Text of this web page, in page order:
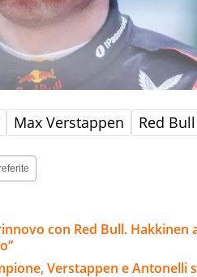
Max Verstappen Red Bull
con Red Bull. Hakkinen
Verstappen e Antonelli